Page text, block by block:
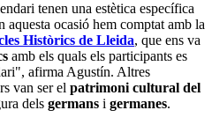
tenen una estètica específica
ocasió hem comptat amb la
Històrics de Lleida, que ens va
amb els quals els participants es
afirma Agustín. Altres
van ser el patrimoni cultural del
dels germans i germanes.